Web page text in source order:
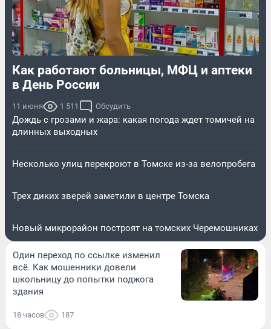
Как работают больницы, МФЦ и аптеки
в День России
11 июня 1 511 Обсудить
Дождь с грозами и жара: какая погода ждет томичей на
длинных выходных
Несколько улиц перекроют в Томске из-за велопробега
Трех диких зверей заметили в центре Томска
Новый микрорайон построят на томских Черемошниках
Один переход по ссылке изменил
всё. Как мошенники довели
школьницу до попытки поджога
здания
18 часов 187